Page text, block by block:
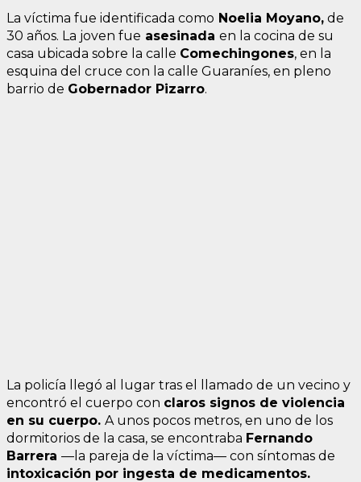
La víctima fue identificada como Noelia Moyano, de
30 años. La joven fue asesinada en la cocina de su
casa ubicada sobre la calle Comechingones, en la
esquina del cruce con la calle Guaraníes, en pleno
barrio de Gobernador Pizarro.
La policía llegó al lugar tras el llamado de un vecino y
encontró el cuerpo con claros signos de violencia
en su cuerpo. A unos pocos metros, en uno de los
dormitorios de la casa, se encontraba Fernando
Barrera —la pareja de la víctima— con síntomas de
intoxicación por ingesta de medicamentos.